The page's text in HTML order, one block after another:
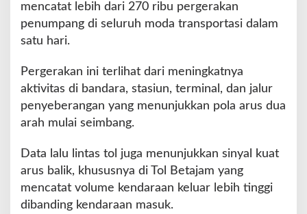
i
g
r
d
i
K
e
mencatat lebih dari 270 ribu pergerakan
penumpang di seluruh moda transportasi dalam
satu hari.
Pergerakan ini terlihat dari meningkatnya
aktivitas di bandara, stasiun, terminal, dan jalur
penyeberangan yang menunjukkan pola arus dua
arah mulai seimbang.
Data lalu lintas tol juga menunjukkan sinyal kuat
arus balik, khususnya di Tol Betajam yang
mencatat volume kendaraan keluar lebih tinggi
dibanding kendaraan masuk.